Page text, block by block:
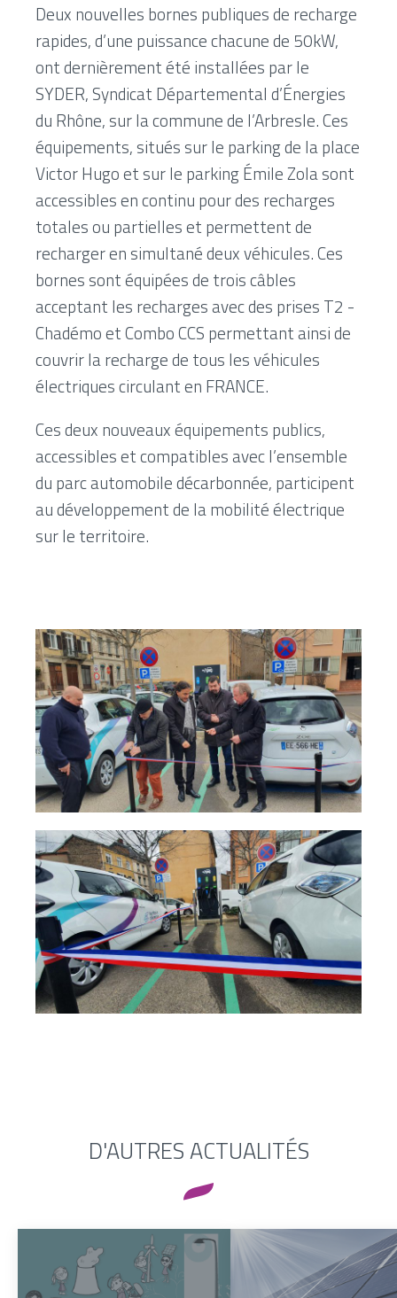
Deux nouvelles bornes publiques de recharge
rapides, d’une puissance chacune de 50kW,
ont dernièrement été installées par le
SYDER, Syndicat Départemental d’Énergies
du Rhône, sur la commune de l’Arbresle. Ces
équipements, situés sur le parking de la place
Victor Hugo et sur le parking Émile Zola sont
accessibles en continu pour des recharges
totales ou partielles et permettent de
recharger en simultané deux véhicules. Ces
bornes sont équipées de trois câbles
acceptant les recharges avec des prises T2 -
Chadémo et Combo CCS permettant ainsi de
couvrir la recharge de tous les véhicules
électriques circulant en FRANCE.
Ces deux nouveaux équipements publics,
accessibles et compatibles avec l’ensemble
du parc automobile décarbonnée, participent
au développement de la mobilité électrique
sur le territoire.
D'AUTRES ACTUALITÉS